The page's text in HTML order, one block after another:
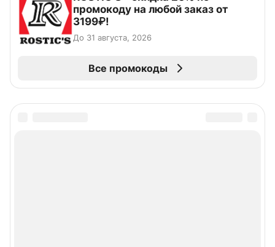
промокоду на любой заказ от
3199₽!
До 31 августа, 2026
Все промокоды